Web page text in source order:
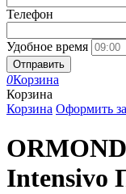
Телефон
Удобное время
Отправить
0Корзина
Корзина
Корзина Оформить
Intensivo